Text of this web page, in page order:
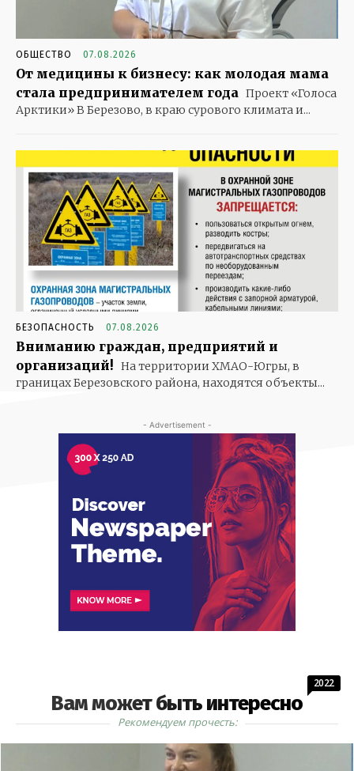
ОБЩЕСТВО 07.08.2026
От медицины к бизнесу: как молодая мама
стала предпринимателем года Проект «Голоса
Арктики» В Березово, в краю сурового климата и...
БЕЗОПАСНОСТЬ 07.08.2026
Вниманию граждан, предприятий и
организаций! На территории ХМАО-Югры, в
границах Березовского района, находятся объекты...
- Advertisement -
Вам может быть интересно
2022
Рекомендуем прочесть: